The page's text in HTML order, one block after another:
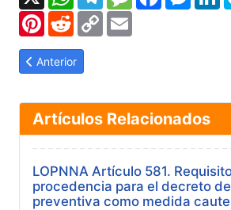
PinterestRedditCopy
Artículo anterior: LOPNNA Artículo 627:
Anterior
Artículos Relacionados
LOPNNA Artículo 581.
procedencia para el decreto
preventiva como medida